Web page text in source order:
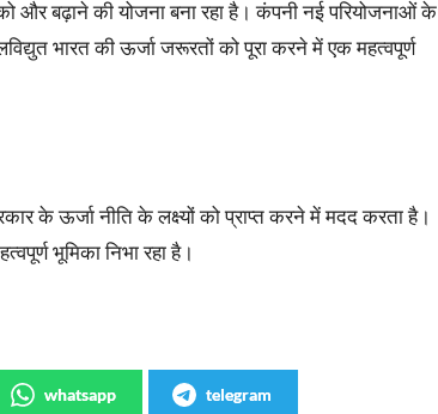
और बढ़ाने की योजना बना रहा है। कंपनी नई परियोजनाओं के
भारत की ऊर्जा जरूरतों को पूरा करने में एक महत्वपूर्ण
के ऊर्जा नीति के लक्ष्यों को प्राप्त करने में मदद करता है।
भूमिका निभा रहा है।
whatsapp telegram